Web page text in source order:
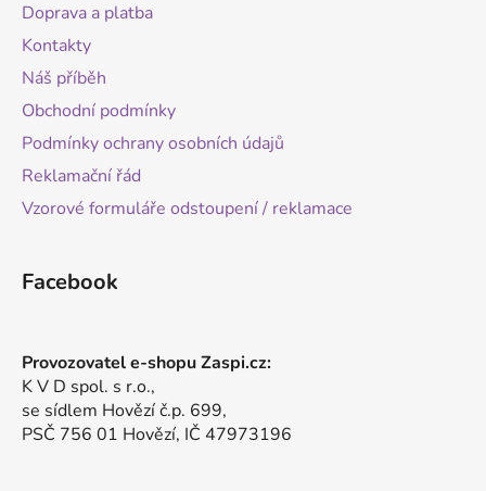
Doprava a platba
Kontakty
Náš příběh
Obchodní podmínky
Podmínky ochrany osobních údajů
Reklamační řád
Vzorové formuláře odstoupení / reklamace
Facebook
Provozovatel e-shopu Zaspi.cz:
K V D spol. s r.o.,
se sídlem Hovězí č.p. 699,
PSČ 756 01 Hovězí, IČ 47973196